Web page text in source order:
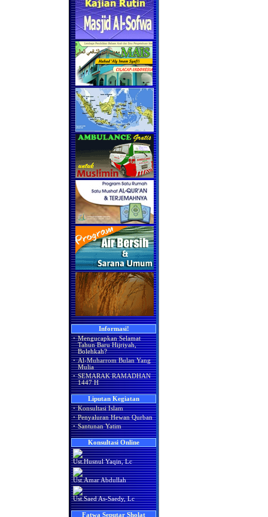
Informasi!
· Mengucapkan Selamat
Tahun Baru Hijriyah,
Bolehkah?
· Al-Muharrom Bulan Yang
Mulia
· SEMARAK RAMADHAN
1447 H
Liputan Kegiatan
· Konsultasi Islam
· Penyaluran Hewan Qurban
· Santunan Yatim
Konsultasi Online
Ust.Husnul Yaqin, Lc
Ust.Amar Abdullah
Ust.Saed As-Saedy, Lc
Fatwa Seputar Sholat